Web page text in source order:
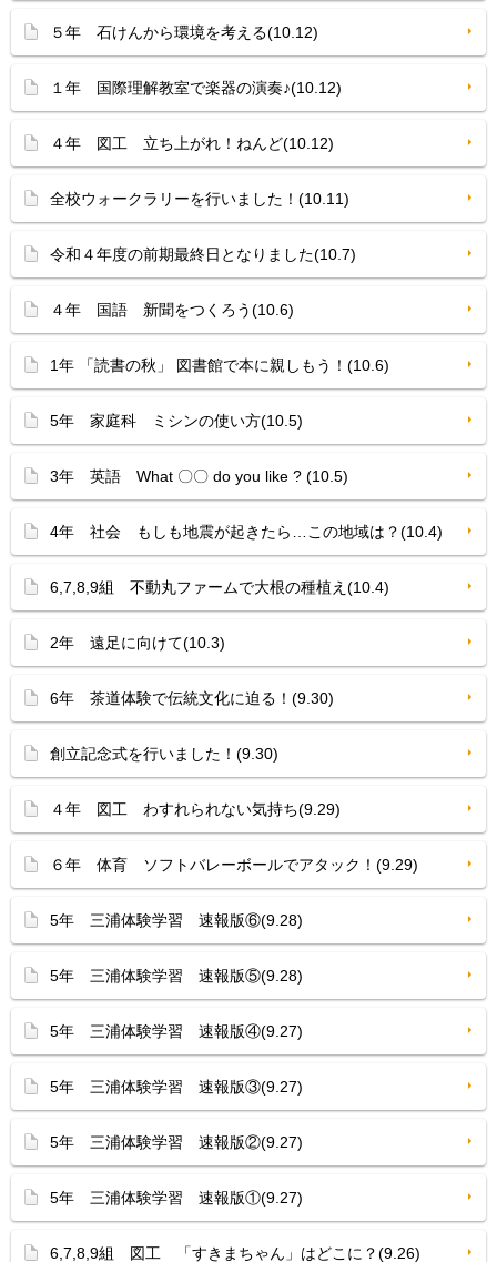
５年 石けんから環境を考える(10.12)
１年 国際理解教室で楽器の演奏♪(10.12)
４年 図工 立ち上がれ！ねんど(10.12)
全校ウォークラリーを行いました！(10.11)
令和４年度の前期最終日となりました(10.7)
４年 国語 新聞をつくろう(10.6)
1年 「読書の秋」 図書館で本に親しもう！(10.6)
5年 家庭科 ミシンの使い方(10.5)
3年 英語 What 〇〇 do you like ? (10.5)
4年 社会 もしも地震が起きたら…この地域は？(10.4)
6,7,8,9組 不動丸ファームで大根の種植え(10.4)
2年 遠足に向けて(10.3)
6年 茶道体験で伝統文化に迫る！(9.30)
創立記念式を行いました！(9.30)
４年 図工 わすれられない気持ち(9.29)
６年 体育 ソフトバレーボールでアタック！(9.29)
5年 三浦体験学習 速報版⑥(9.28)
5年 三浦体験学習 速報版⑤(9.28)
5年 三浦体験学習 速報版④(9.27)
5年 三浦体験学習 速報版③(9.27)
5年 三浦体験学習 速報版②(9.27)
5年 三浦体験学習 速報版①(9.27)
6,7,8,9組 図工 「すきまちゃん」はどこに？(9.26)